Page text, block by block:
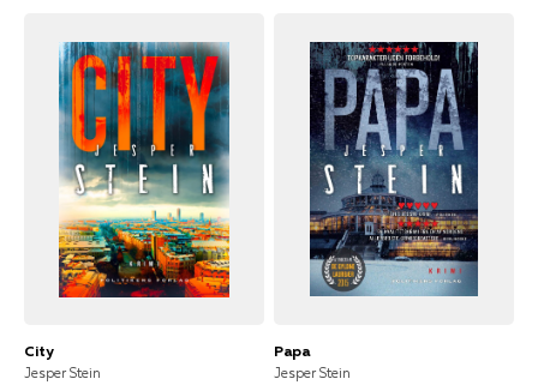
City
Jesper Stein
Papa
Jesper Stein